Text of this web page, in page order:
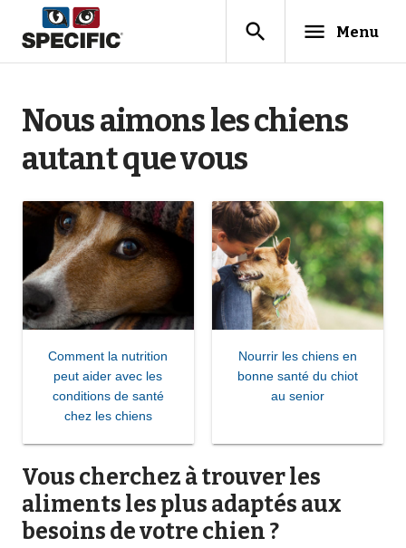
search menu Menu
Nous aimons les chiens
autant que vous
Comment la nutrition
peut aider avec les
conditions de santé
chez les chiens
Nourrir les chiens en
bonne santé du chiot
au senior
Vous cherchez à trouver les
aliments les plus adaptés aux
besoins de votre chien ?